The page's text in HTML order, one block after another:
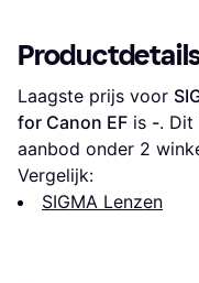
Laagste prijs voor
for Canon EF is -. Dit
aanbod onder 2
Vergelijk:
SIGMA Lenzen